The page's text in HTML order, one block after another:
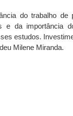
do trabalho de
e da importância
estudos.
Milene Miranda.